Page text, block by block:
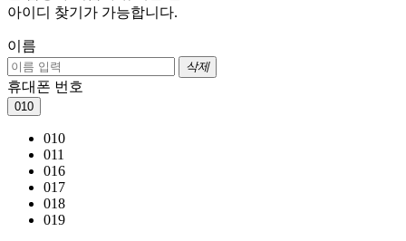
아이디 찾기가 가능합니다.
이름
삭제
휴대폰 번호
010
010
011
016
017
018
019